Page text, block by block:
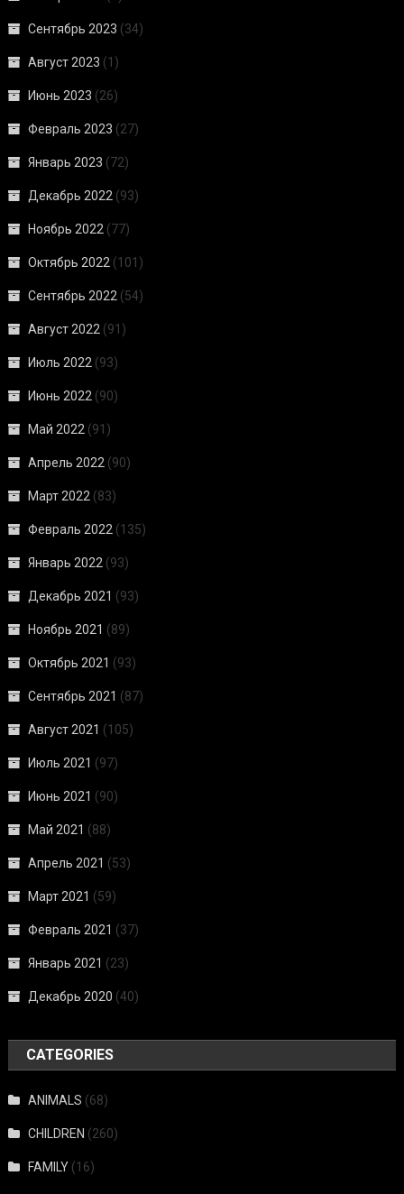
Сентябрь 2023 (34)
Август 2023 (1)
Июнь 2023 (26)
Февраль 2023 (27)
Январь 2023 (72)
Декабрь 2022 (93)
Ноябрь 2022 (77)
Октябрь 2022 (101)
Сентябрь 2022 (54)
Август 2022 (91)
Июль 2022 (93)
Июнь 2022 (90)
Май 2022 (91)
Апрель 2022 (90)
Март 2022 (83)
Февраль 2022 (135)
Январь 2022 (93)
Декабрь 2021 (93)
Ноябрь 2021 (89)
Октябрь 2021 (93)
Сентябрь 2021 (87)
Август 2021 (105)
Июль 2021 (97)
Июнь 2021 (90)
Май 2021 (88)
Апрель 2021 (53)
Март 2021 (59)
Февраль 2021 (37)
Январь 2021 (23)
Декабрь 2020 (40)
CATEGORIES
ANIMALS (68)
CHILDREN (260)
FAMILY (16)